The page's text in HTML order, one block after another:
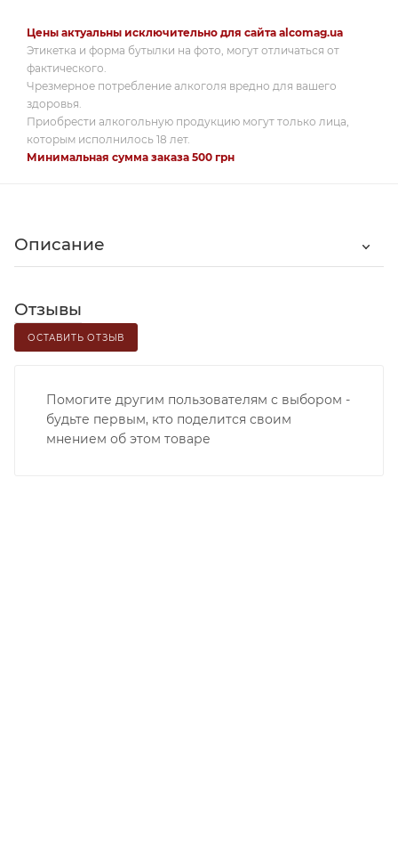
Цены актуальны исключительно для сайта alcomag.ua
Этикетка и форма бутылки на фото, могут отличаться от
фактического.
Чрезмерное потребление алкоголя вредно для вашего
здоровья.
Приобрести алкогольную продукцию могут только лица,
которым исполнилось 18 лет.
Минимальная сумма заказа 500 грн
Описание
Отзывы
ОСТАВИТЬ ОТЗЫВ
Помогите другим пользователям с выбором -
будьте первым, кто поделится своим
мнением об этом товаре